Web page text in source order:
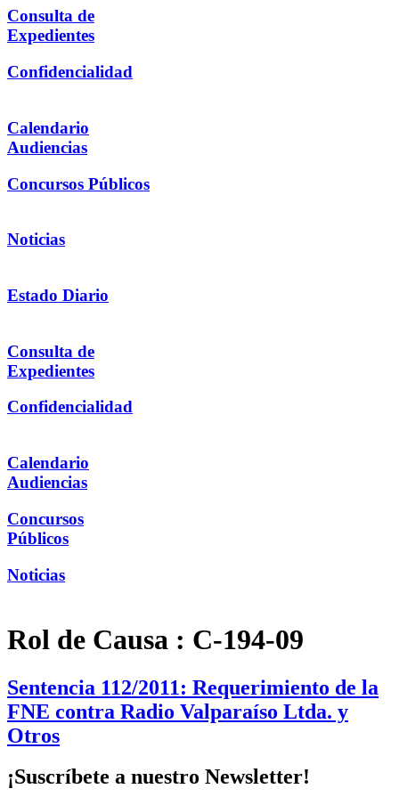
Consulta de
Expedientes
Confidencialidad
Calendario
Audiencias
Concursos Públicos
Noticias
Estado Diario
Consulta de
Expedientes
Confidencialidad
Calendario
Audiencias
Concursos
Públicos
Noticias
Rol de Causa : C-194-09
Sentencia 112/2011: Requerimiento de la
FNE contra Radio Valparaíso Ltda. y
Otros
¡Suscríbete a nuestro Newsletter!